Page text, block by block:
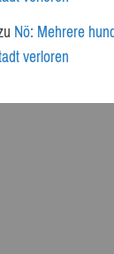
Nö: Mehrere
verloren